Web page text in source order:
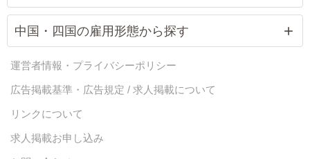
中国・四国の雇用形態から探す
運営者情報・プライバシーポリシー
広告掲載基準・広告規定 / 求人掲載について
リンクについて
求人掲載お申し込み